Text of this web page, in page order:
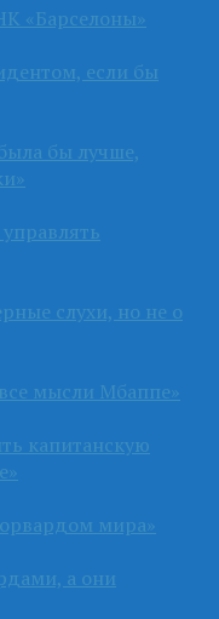
«Барселоны»
если бы
бы лучше,
слухи, но не о
мысли Мбаппе»
капитанскую
мира»
а они